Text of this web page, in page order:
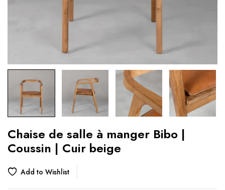
Chaise de salle à manger Bibo |
Coussin | Cuir beige
Add to Wishlist